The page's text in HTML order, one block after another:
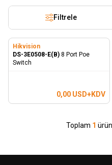
Filtrele
Hikvision
DS-3E0508-E(B) 8 Port Poe
Switch
0,00 USD+KDV
Toplam 1